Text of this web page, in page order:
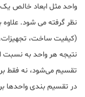
واحد مثل ابعاد خالص یک
نظر گرفته می شود.
(کیفیت ساخت،
نتیجه هر واحد به نسبت
تقسیم می‌شود، نه فقط
در تقسیم بندی واحدها